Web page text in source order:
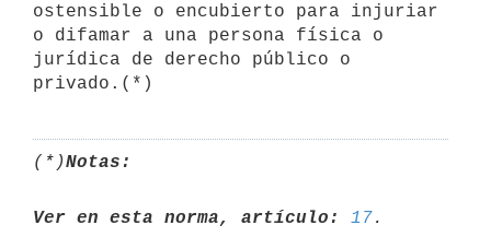
ostensible o encubierto para injuriar
o difamar a una persona física o
jurídica de derecho público o
(*)Notas:
Ver en esta norma, artículo: 17